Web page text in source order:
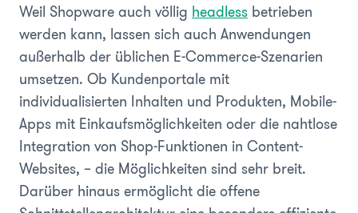
Weil Shopware auch völlig headless betrieben
werden kann, lassen sich auch Anwendungen
außerhalb der üblichen E-Commerce-Szenarien
umsetzen. Ob Kundenportale mit
individualisierten Inhalten und Produkten, Mobile-
Apps mit Einkaufsmöglichkeiten oder die nahtlose
Integration von Shop-Funktionen in Content-
Websites, – die Möglichkeiten sind sehr breit.
Darüber hinaus ermöglicht die offene